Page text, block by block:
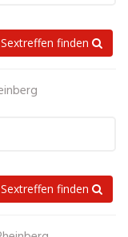
Sextreffen finden
Sextreffen finden